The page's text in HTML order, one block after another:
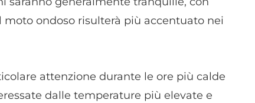
in base a informazioni richieste attivamente.
sulla privacy.
moto ondoso risulterà più accentuato nei
attenzione durante le ore più calde
dalle temperature più elevate e